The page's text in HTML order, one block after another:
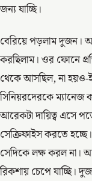
জন্য যাচ্ছি।
বেরিয়ে পড়লাম দুজন।
করছিলাম। ওর ফোনে
থেকে আসছিল, না হয়ও-
সিনিয়রদেরকে ম্যানেজ
আরেকটা দায়িত্ব এসে
সেক্রিফাইস করতে
সেদিকে লক্ষ করল না।
রিকশায় চেপে যাচ্ছি।